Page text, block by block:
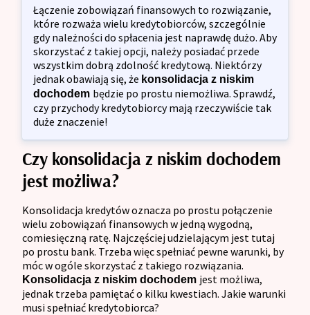
Łączenie zobowiązań finansowych to rozwiązanie,
które rozważa wielu kredytobiorców, szczególnie
gdy należności do spłacenia jest naprawdę dużo. Aby
skorzystać z takiej opcji, należy posiadać przede
wszystkim dobrą zdolność kredytową. Niektórzy
jednak obawiają się, że konsolidacja z niskim
dochodem będzie po prostu niemożliwa. Sprawdź,
czy przychody kredytobiorcy mają rzeczywiście tak
duże znaczenie!
Czy konsolidacja z niskim dochodem
jest możliwa?
Konsolidacja kredytów oznacza po prostu połączenie
wielu zobowiązań finansowych w jedną wygodną,
comiesięczną ratę. Najczęściej udzielającym jest tutaj
po prostu bank. Trzeba więc spełniać pewne warunki, by
móc w ogóle skorzystać z takiego rozwiązania.
Konsolidacja z niskim dochodem jest możliwa,
jednak trzeba pamiętać o kilku kwestiach. Jakie warunki
musi spełniać kredytobiorca?